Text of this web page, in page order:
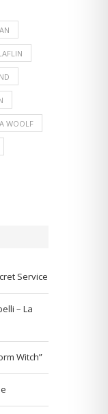
WOOLF
Service
– La
Witch”